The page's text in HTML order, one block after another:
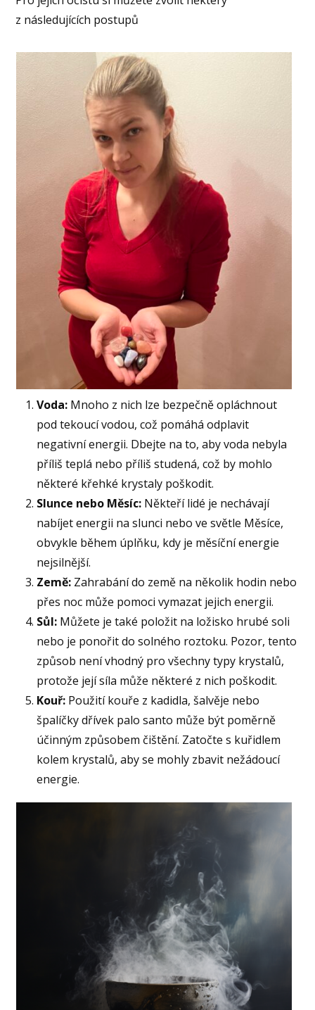
z následujících postupů
Voda: Mnoho z nich lze bezpečně opláchnout
pod tekoucí vodou, což pomáhá odplavit
negativní energii. Dbejte na to, aby voda nebyla
příliš teplá nebo příliš studená, což by mohlo
některé křehké krystaly poškodit.
Slunce nebo Měsíc: Někteří lidé je nechávají
nabíjet energii na slunci nebo ve světle Měsíce,
obvykle během úplňku, kdy je měsíční energie
nejsilnější.
Země: Zahrabání do země na několik hodin nebo
přes noc může pomoci vymazat jejich energii.
Sůl: Můžete je také položit na ložisko hrubé soli
nebo je ponořit do solného roztoku. Pozor, tento
způsob není vhodný pro všechny typy krystalů,
protože její síla může některé z nich poškodit.
Kouř: Použití kouře z kadidla, šalvěje nebo
špalíčky dřívek palo santo může být poměrně
účinným způsobem čištění. Zatočte s kuřidlem
kolem krystalů, aby se mohly zbavit nežádoucí
energie.